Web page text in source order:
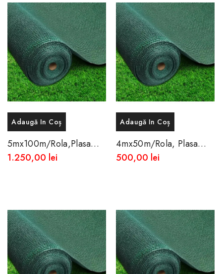
Adaugă In Coș
5mx100m/rola,Plasa
Opaca De Umbrire 85%
1.250,00 lei
Adaugă In Coș
4mx50m/rola, Plasa
Opaca De Umbrire 85%
500,00 lei